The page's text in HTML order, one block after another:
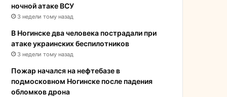
ночной атаке ВСУ
3 недели тому назад
В Ногинске два человека пострадали при
атаке украинских беспилотников
3 недели тому назад
Пожар начался на нефтебазе в
подмосковном Ногинске после падения
обломков дрона